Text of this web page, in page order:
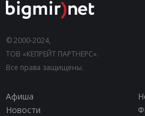
© 2000-2024,
ТОВ «КЕПРЕЙТ ПАРТНЕРС».
Все права защищены.
Афиша
Новости